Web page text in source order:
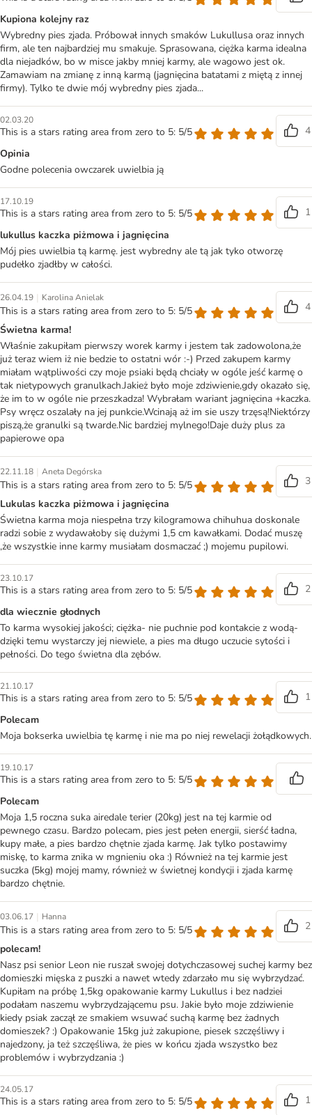
Kupiona kolejny raz
Wybredny pies zjada. Próbował innych smaków Lukullusa oraz innych
firm, ale ten najbardziej mu smakuje. Sprasowana, ciężka karma idealna
dla niejadków, bo w misce jakby mniej karmy, ale wagowo jest ok.
Zamawiam na zmianę z inną karmą (jagnięcina batatami z miętą z innej
firmy). Tylko te dwie mój wybredny pies zjada...
02.03.20
This is a stars rating area from zero to 5: 5/5
4
Opinia
Godne polecenia owczarek uwielbia ją
17.10.19
This is a stars rating area from zero to 5: 5/5
1
lukullus kaczka piżmowa i jagnięcina
Mój pies uwielbia tą karmę. jest wybredny ale tą jak tyko otworzę
pudełko zjadłby w całości.
26.04.19 | Karolina Anielak
This is a stars rating area from zero to 5: 5/5
4
Świetna karma!
Właśnie zakupiłam pierwszy worek karmy i jestem tak zadowolona,że
już teraz wiem iż nie bedzie to ostatni wór :-) Przed zakupem karmy
miałam wątpliwości czy moje psiaki będą chciały w ogóle jeść karmę o
tak nietypowych granulkach.Jakież było moje zdziwienie,gdy okazało się,
że im to w ogóle nie przeszkadza! Wybrałam wariant jagnięcina +kaczka.
Psy wręcz oszalały na jej punkcie.Wcinają aż im sie uszy trzęsą!Niektórzy
piszą,że granulki są twarde.Nic bardziej mylnego!Daje duży plus za
papierowe opa
22.11.18 | Aneta Degórska
This is a stars rating area from zero to 5: 5/5
3
Lukulas kaczka piżmowa i jagnięcina
Świetna karma moja niespełna trzy kilogramowa chihuhua doskonale
radzi sobie z wydawałoby się dużymi 1,5 cm kawałkami. Dodać muszę
,że wszystkie inne karmy musiałam dosmaczać ;) mojemu pupilowi.
23.10.17
This is a stars rating area from zero to 5: 5/5
2
dla wiecznie głodnych
To karma wysokiej jakości; ciężka- nie puchnie pod kontakcie z wodą-
dzięki temu wystarczy jej niewiele, a pies ma długo uczucie sytości i
pełności. Do tego świetna dla zębów.
21.10.17
This is a stars rating area from zero to 5: 5/5
1
Polecam
Moja bokserka uwielbia tę karmę i nie ma po niej rewelacji żołądkowych.
19.10.17
This is a stars rating area from zero to 5: 5/5
Polecam
Moja 1,5 roczna suka airedale terier (20kg) jest na tej karmie od
pewnego czasu. Bardzo polecam, pies jest pełen energii, sierść ładna,
kupy małe, a pies bardzo chętnie zjada karmę. Jak tylko postawimy
miskę, to karma znika w mgnieniu oka :) Również na tej karmie jest
suczka (5kg) mojej mamy, również w świetnej kondycji i zjada karmę
bardzo chętnie.
03.06.17 | Hanna
This is a stars rating area from zero to 5: 5/5
2
polecam!
Nasz psi senior Leon nie ruszał swojej dotychczasowej suchej karmy bez
domieszki mięska z puszki a nawet wtedy zdarzało mu się wybrzydzać.
Kupiłam na próbę 1,5kg opakowanie karmy Lukullus i bez nadziei
podałam naszemu wybrzydzającemu psu. Jakie było moje zdziwienie
kiedy psiak zaczął ze smakiem wsuwać suchą karmę bez żadnych
domieszek? :) Opakowanie 15kg już zakupione, piesek szczęśliwy i
najedzony, ja też szczęśliwa, że pies w końcu zjada wszystko bez
problemów i wybrzydzania :)
24.05.17
This is a stars rating area from zero to 5: 5/5 1